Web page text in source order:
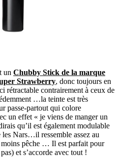
un Chubby Stick de la marque
Strawberry, donc toujours en
rétractable contrairement à ceux de
…la teinte est très
passe-partout qui colore
un effet « je viens de manger un
qu’il est également modulable
les Nars…il ressemble assez au
pêche … Il est parfait pour
et s’accorde avec tout !